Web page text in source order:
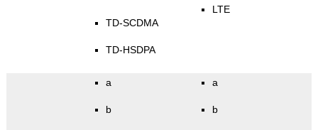
TD-SCDMA
TD-HSDPA
LTE
a
b
a
b